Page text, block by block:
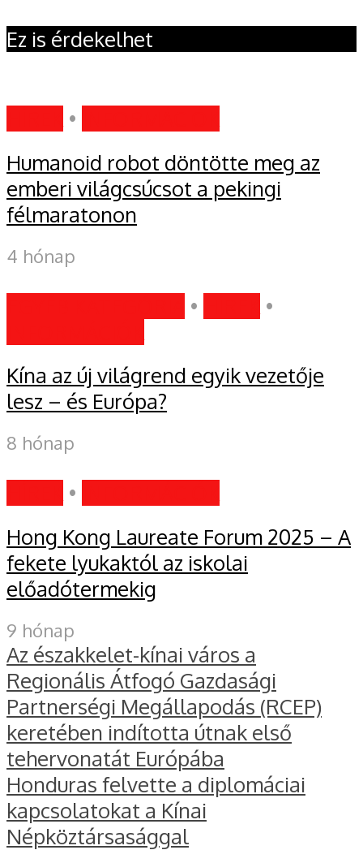
Ez is érdekelhet
•
Humanoid robot döntötte meg az
emberi világcsúcsot a pekingi
félmaratonon
4 hónap
•
•
Kína az új világrend egyik vezetője
lesz – és Európa?
8 hónap
•
Hong Kong Laureate Forum 2025 – A
fekete lyukaktól az iskolai
előadótermekig
9 hónap
Az északkelet-kínai város a
Regionális Átfogó Gazdasági
Partnerségi Megállapodás (RCEP)
keretében indította útnak első
tehervonatát Európába
Honduras felvette a diplomáciai
kapcsolatokat a Kínai
Népköztársasággal